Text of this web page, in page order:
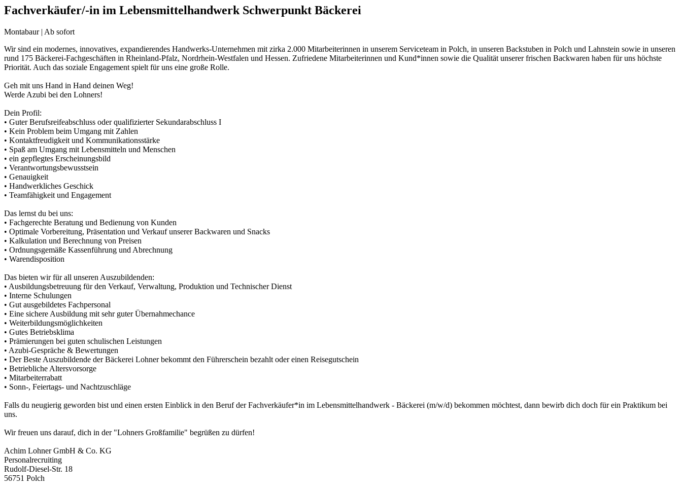
Fachverkäufer/-in im Lebensmittelhandwerk Schwerpunkt Bäckerei
Montabaur | Ab sofort
Wir sind ein modernes, innovatives, expandierendes Handwerks-Unternehmen mit zirka 2.000 Mitarbeiterinnen in unserem Serviceteam in Polch, in unseren Backstuben in Polch und Lahnstein sowie in unseren
rund 175 Bäckerei-Fachgeschäften in Rheinland-Pfalz, Nordrhein-Westfalen und Hessen. Zufriedene Mitarbeiterinnen und Kund*innen sowie die Qualität unserer frischen Backwaren haben für uns höchste
Priorität. Auch das soziale Engagement spielt für uns eine große Rolle.
Geh mit uns Hand in Hand deinen Weg!
Werde Azubi bei den Lohners!
Dein Profil:
• Guter Berufsreifeabschluss oder qualifizierter Sekundarabschluss I
• Kein Problem beim Umgang mit Zahlen
• Kontaktfreudigkeit und Kommunikationsstärke
• Spaß am Umgang mit Lebensmitteln und Menschen
• ein gepflegtes Erscheinungsbild
• Verantwortungsbewusstsein
• Genauigkeit
• Handwerkliches Geschick
• Teamfähigkeit und Engagement
Das lernst du bei uns:
• Fachgerechte Beratung und Bedienung von Kunden
• Optimale Vorbereitung, Präsentation und Verkauf unserer Backwaren und Snacks
• Kalkulation und Berechnung von Preisen
• Ordnungsgemäße Kassenführung und Abrechnung
• Warendisposition
Das bieten wir für all unseren Auszubildenden:
• Ausbildungsbetreuung für den Verkauf, Verwaltung, Produktion und Technischer Dienst
• Interne Schulungen
• Gut ausgebildetes Fachpersonal
• Eine sichere Ausbildung mit sehr guter Übernahmechance
• Weiterbildungsmöglichkeiten
• Gutes Betriebsklima
• Prämierungen bei guten schulischen Leistungen
• Azubi-Gespräche & Bewertungen
• Der Beste Auszubildende der Bäckerei Lohner bekommt den Führerschein bezahlt oder einen Reisegutschein
• Betriebliche Altersvorsorge
• Mitarbeiterrabatt
• Sonn-, Feiertags- und Nachtzuschläge
Falls du neugierig geworden bist und einen ersten Einblick in den Beruf der Fachverkäufer*in im Lebensmittelhandwerk - Bäckerei (m/w/d) bekommen möchtest, dann bewirb dich doch für ein Praktikum bei
uns.
Wir freuen uns darauf, dich in der "Lohners Großfamilie" begrüßen zu dürfen!
Achim Lohner GmbH & Co. KG
Personalrecruiting
Rudolf-Diesel-Str. 18
56751 Polch